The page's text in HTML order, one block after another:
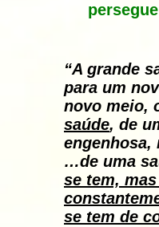
“A grande
para um
novo meio,
saúde, de
…de uma
se tem,
se tem de